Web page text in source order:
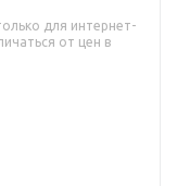
для интернет-
от цен в